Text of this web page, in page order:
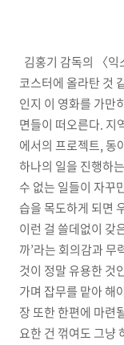
김홍기 감독의 〈
코스터에 올라탄 것
인지 이 영화를 가만
면들이 떠오른다. 지
에서의 프로젝트, 동
하나의 일을 진행하
수 없는 일들이 자꾸
습을 목도하게 되면
이런 걸 쓸데없이 갖
까’라는 회의감과 무
것이 정말 유용한 것
가며 잡무를 맡아 해
장 또한 한편에 마련
요한 건 꺾여도 그냥